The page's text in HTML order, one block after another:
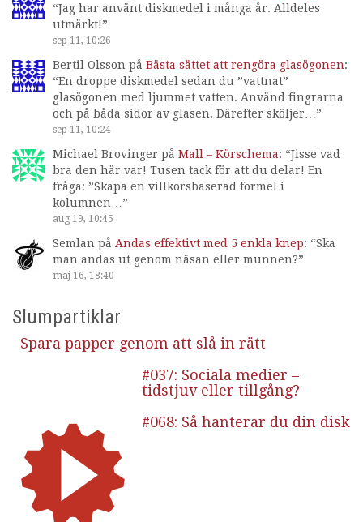
“Jag har använt diskmedel i många år. Alldeles
utmärkt!”
sep 11, 10:26
Bertil Olsson på Bästa sättet att rengöra glasögonen:
“En droppe diskmedel sedan du ”vattnat”
glasögonen med ljummet vatten. Använd fingrarna
och på båda sidor av glasen. Därefter sköljer… ”
sep 11, 10:24
Michael Brovinger på Mall – Körschema: “Jisse vad
bra den här var! Tusen tack för att du delar! En
fråga: ”Skapa en villkorsbaserad formel i
kolumnen… ”
aug 19, 10:45
Semlan på Andas effektivt med 5 enkla knep: “Ska
man andas ut genom näsan eller munnen?”
maj 16, 18:40
Slumpartiklar
Spara papper genom att slå in rätt
#037: Sociala medier –
tidstjuv eller tillgång?
#068: Så hanterar du din disk